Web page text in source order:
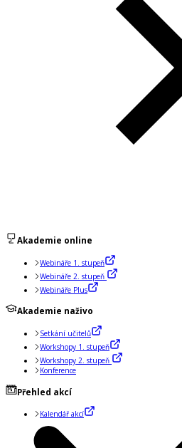
Akademie online
Webináře 1. stupeň
Webináře 2. stupeň
Webináře Plus
Akademie naživo
Setkání učitelů
Workshopy 1. stupeň
Workshopy 2. stupeň
Konference
Přehled akcí
Kalendář akcí